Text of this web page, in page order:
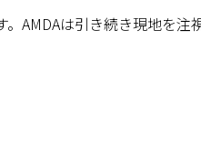
AMDAは引き続き現地を注